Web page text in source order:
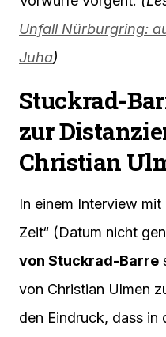
Unfall Nürburgring:
Juha)
Stuckrad-
zur
Christian
In einem Interview
Zeit“ (Datum nicht
von Stuckrad-Barre
von Christian Ulmen
den Eindruck, dass in